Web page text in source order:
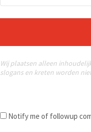
Wij plaatsen alleen
slogans en kreten worden
Notify me of followup